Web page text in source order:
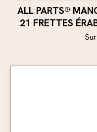
ALL PARTS®
21 FRETTES